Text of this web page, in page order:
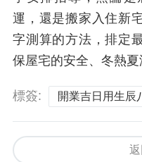
運，還是搬家入住新
字測算的方法，排定
保屋宅的安全、冬熱夏
標簽: 開業吉日用生辰